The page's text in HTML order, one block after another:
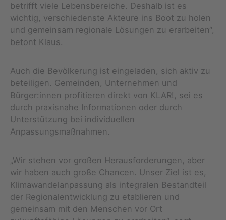
betrifft viele Lebensbereiche. Deshalb ist es
wichtig, verschiedenste Akteure ins Boot zu holen
und gemeinsam regionale Lösungen zu erarbeiten“,
betont Klaus.
Auch die Bevölkerung ist eingeladen, sich aktiv zu
beteiligen. Gemeinden, Unternehmen und
Bürger:innen profitieren direkt von KLAR!, sei es
durch praxisnahe Informationen oder durch
Unterstützung bei individuellen
Anpassungsmaßnahmen.
„Wir stehen vor großen Herausforderungen, aber
wir haben auch große Chancen. Unser Ziel ist es,
Klimawandelanpassung als integralen Bestandteil
der Regionalentwicklung zu etablieren und
gemeinsam mit den Menschen vor Ort